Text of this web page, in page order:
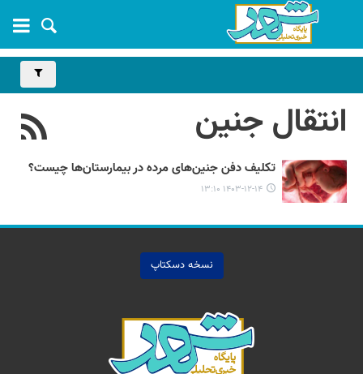
انتقال جنین
تکلیف دفن جنین‌های مرده در بیمارستان‌ها چیست؟
۱۴۰۳-۱۲-۱۴ ۱۳:۱۰
نسخه دسکتاپ